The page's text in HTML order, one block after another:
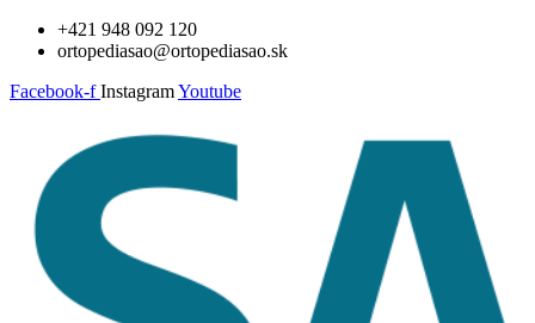
Preskočiť+421 948 092 120
ortopediasao@ortopediasao.sk
Facebook-f InstagramYoutube